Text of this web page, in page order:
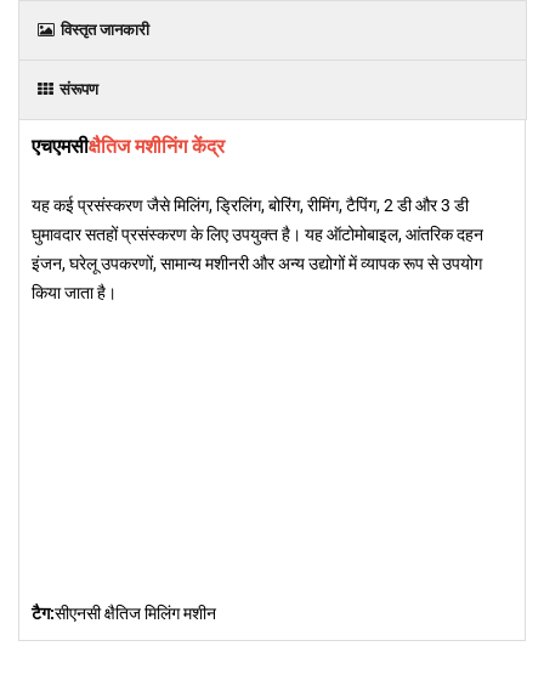
विस्‍तृत जानकारी
संरूपण
एचएमसीक्षैतिज मशीनिंग केंद्र
यह कई प्रसंस्करण जैसे मिलिंग, ड्रिलिंग, बोरिंग, रीमिंग, टैपिंग, 2 डी और 3 डी
घुमावदार सतहों प्रसंस्करण के लिए उपयुक्त है। यह ऑटोमोबाइल, आंतरिक दहन
इंजन, घरेलू उपकरणों, सामान्य मशीनरी और अन्य उद्योगों में व्यापक रूप से उपयोग
किया जाता है।
टैग:सीएनसी क्षैतिज मिलिंग मशीन